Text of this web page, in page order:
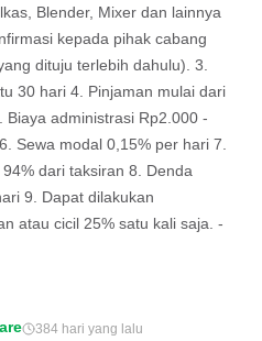
Blender, Mixer dan lainnya
kepada pihak cabang
dituju terlebih dahulu). 3.
30 hari 4. Pinjaman mulai dari
Biaya administrasi Rp2.000 -
Sewa modal 0,15% per hari 7.
dari taksiran 8. Denda
9. Dapat dilakukan
atau cicil 25% satu kali saja. -
384 hari yang lalu